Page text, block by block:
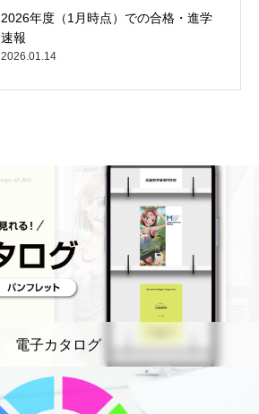
2026年度（1月時点）での合格・進学
速報
2026.01.14
電子カタログ